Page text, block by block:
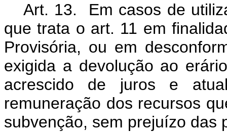
Art. 13. Em casos de
que trata o art. 11 em
Provisória, ou em
exigida a devolução ao
acrescido de juros e
remuneração dos recursos
subvenção, sem prejuízo das